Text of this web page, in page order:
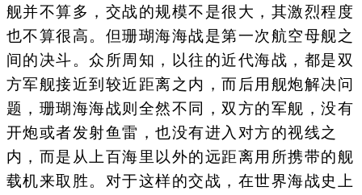
舰并不算多，交战的规模不是很大，其激烈程度
也不算很高。但珊瑚海海战是第一次航空母舰之
间的决斗。众所周知，以往的近代海战，都是双
方军舰接近到较近距离之内，而后用舰炮解决问
题，珊瑚海海战则全然不同，双方的军舰，没有
开炮或者发射鱼雷，也没有进入对方的视线之
内，而是从上百海里以外的远距离用所携带的舰
载机来取胜。对于这样的交战，在世界海战史上